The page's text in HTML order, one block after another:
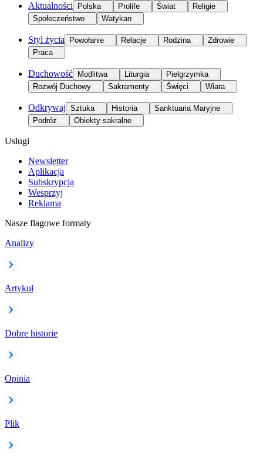
Aktualności Polska Prolife Świat
Religie
Społeczeństwo
Watykan
Styl życia Powołanie Relacje Rodzina
Zdrowie
Praca
Duchowość Modlitwa Liturgia
Pielgrzymka
Rozwój Duchowy
Sakramenty Święci Wiara
Odkrywaj Sztuka Historia
Sanktuaria Maryjne
Podróż
Obiekty sakralne
Usługi
Newsletter
Aplikacja
Subskrypcja
Wesprzyj
Reklama
Nasze flagowe formaty
Analizy
Artykuł
Dobre historie
Opinia
Plik